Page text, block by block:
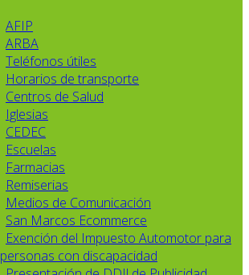
AFIP
ARBA
Teléfonos útiles
Horarios de transporte
Centros de Salud
Iglesias
CEDEC
Escuelas
Farmacias
Remiserias
Medios de Comunicación
San Marcos Ecommerce
Exención del Impuesto Automotor para
personas con discapacidad